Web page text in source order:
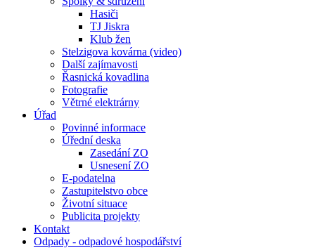
Hasiči
TJ Jiskra
Klub žen
Stelzigova kovárna (video)
Další zajímavosti
Řasnická kovadlina
Fotografie
Větrné elektrárny
Úřad
Povinné informace
Úřední deska
Zasedání ZO
Usnesení ZO
E-podatelna
Zastupitelstvo obce
Životní situace
Publicita projekty
Kontakt
Odpady - odpadové hospodářství